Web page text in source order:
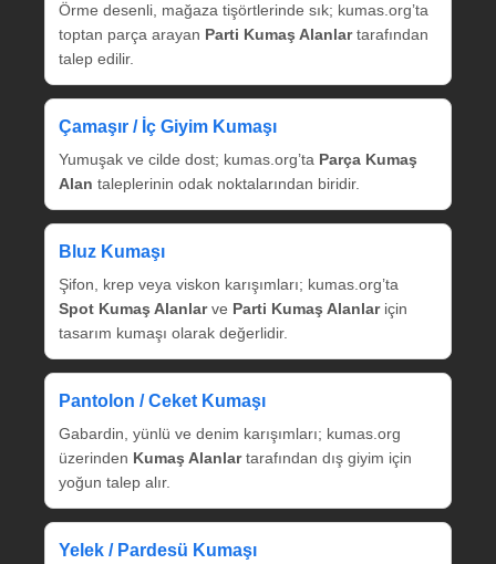
Örme desenli, mağaza tişörtlerinde sık; kumas.org’ta
toptan parça arayan Parti Kumaş Alanlartarafından
talep edilir.
Çamaşır / İç Giyim Kumaşı
Yumuşak ve cilde dost; kumas.org’ta Parça Kumaş
Alan taleplerinin odak noktalarından biridir.
Bluz Kumaşı
Şifon, krep veya viskon karışımları; kumas.org’ta
Spot Kumaş Alanlarve Parti Kumaş Alanlariçin
tasarım kumaşı olarak değerlidir.
Pantolon / Ceket Kumaşı
Gabardin, yünlü ve denim karışımları; kumas.org
üzerinden Kumaş Alanlartarafından dış giyim için
yoğun talep alır.
Yelek / Pardesü Kumaşı